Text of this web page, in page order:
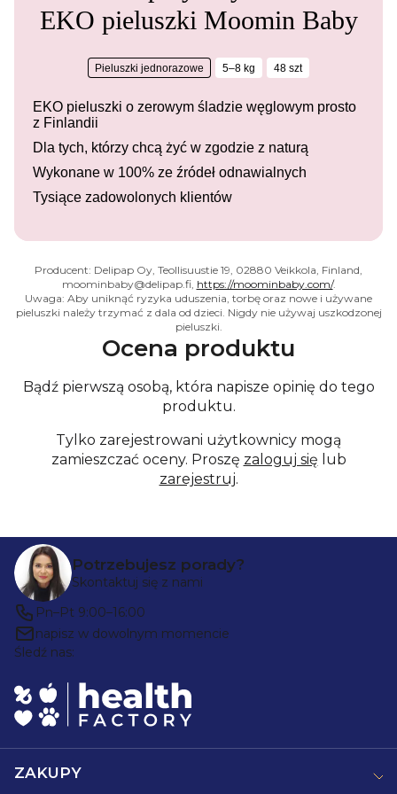
EKO pieluszki Moomin Baby
Pieluszki jednorazowe 5–8 kg 48 szt
EKO pieluszki o zerowym śladzie węglowym prosto
z Finlandii
Dla tych, którzy chcą żyć w zgodzie z naturą
Wykonane w 100% ze źródeł odnawialnych
Tysiące zadowolonych klientów
Producent: Delipap Oy, Teollisuustie 19, 02880 Veikkola, Finland,
moominbaby@delipap.fi, https://moominbaby.com/.
Uwaga: Aby uniknąć ryzyka uduszenia, torbę oraz nowe i używane
pieluszki należy trzymać z dala od dzieci. Nigdy nie używaj uszkodzonej
pieluszki.
Ocena produktu
Bądź pierwszą osobą, która napisze opinię do tego
produktu.
Tylko zarejestrowani użytkownicy mogą
zamieszczać oceny. Proszę zaloguj się lub
zarejestruj.
Stopka Potrzebujesz porady?
Skontaktuj się z nami
Pn–Pt 9:00–16:00
napisz w dowolnym momencie
Śledź nas:
ZAKUPY